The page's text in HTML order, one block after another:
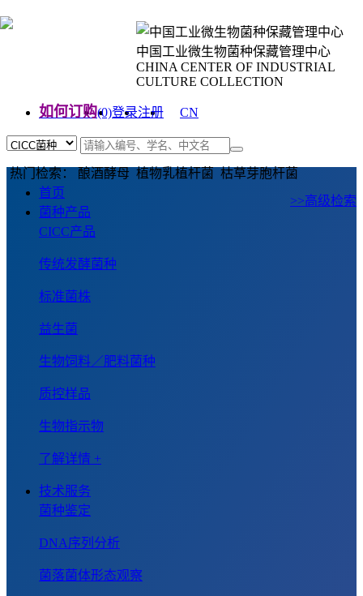
中国工业微生物菌种保藏管理中心
CHINA CENTER OF INDUSTRIAL
CULTURE COLLECTION
如何订购(0)登录注册
CN
热门检索： 酿酒酵母 植物乳植杆菌 枯草芽胞杆菌
>>高级检索
首页
菌种产品
CICC产品
传统发酵菌种
标准菌株
益生菌
生物饲料／肥料菌种
质控样品
生物指示物
了解详情 +
技术服务
菌种鉴定
DNA序列分析
菌落菌体形态观察